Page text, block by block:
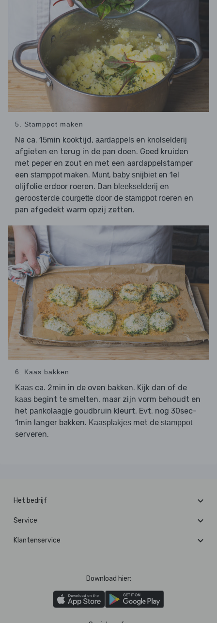
5. Stamppot maken
Na ca. 15min kooktijd, aardappels en knolselderij
afgieten en terug in de pan doen. Goed kruiden
met peper en zout en met een aardappelstamper
een stamppotmaken. Munt, baby snijbieten 1el
olijfolie erdoor roeren. Dan bleekselderij en
geroosterde courgette door de stamppotroeren en
pan afgedekt warm opzij zetten.
6. Kaas bakken
Kaas ca. 2min in de oven bakken. Kijk dan of de
kaas begint te smelten, maar zijn vorm behoudt en
het pankolaagje goudbruin kleurt. Evt. nog 30sec-
1min langer bakken. Kaasplakjes met de stamppot
serveren.
Het bedrijf
Service
Klantenservice
Download hier: